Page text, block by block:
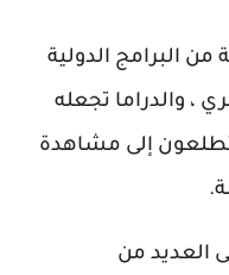
البرامج الدولية
، والدراما تجعله
يتطلعون إلى مشاهدة
العديد من